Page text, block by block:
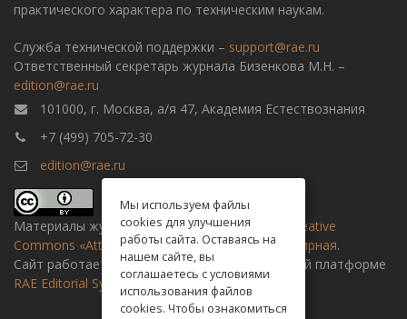
практического характера по техническим наукам.
Служба технической поддержки – support@rae.ru
Ответственный секретарь журнала Бизенкова М.Н. –
edition@rae.ru
101000, г. Москва, а/я 47, Академия Естествознания
+7 (499) 705-72-30
edition@rae.ru
Материалы журнала доступны полицензии Creative
Commons «Attribution» («Атрибуция») 4.0 Всемирная.
Сайт работает на универсальной издательской платформе
RAE Editorial System
Мы используем файлы
cookies для улучшения
работы сайта. Оставаясь на
нашем сайте, вы
соглашаетесь с условиями
использования файлов
cookies. Чтобы ознакомиться